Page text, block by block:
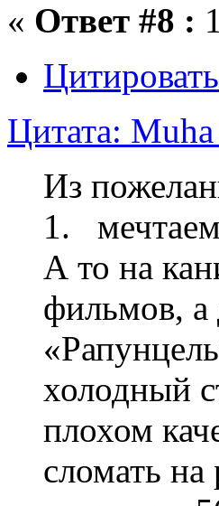
« Ответ #8 :
Цитировать
Цитата:
Из
1.
А то на
фильмов, а
холодный
плохом
сломать